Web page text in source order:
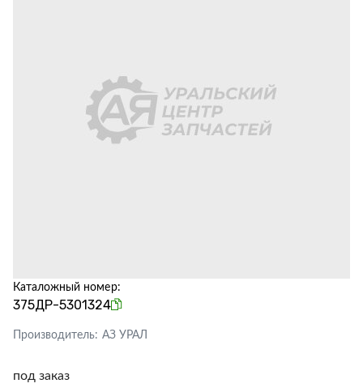
Каталожный номер:
375ДР-5301324
Производитель: АЗ УРАЛ
под заказ